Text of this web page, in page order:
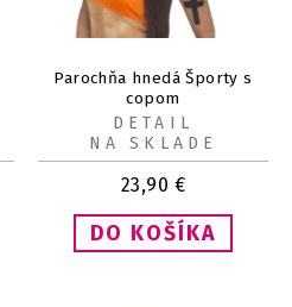
Parochňa hnedá Športy s
copom
23,90 €
DETAIL
NA SKLADE